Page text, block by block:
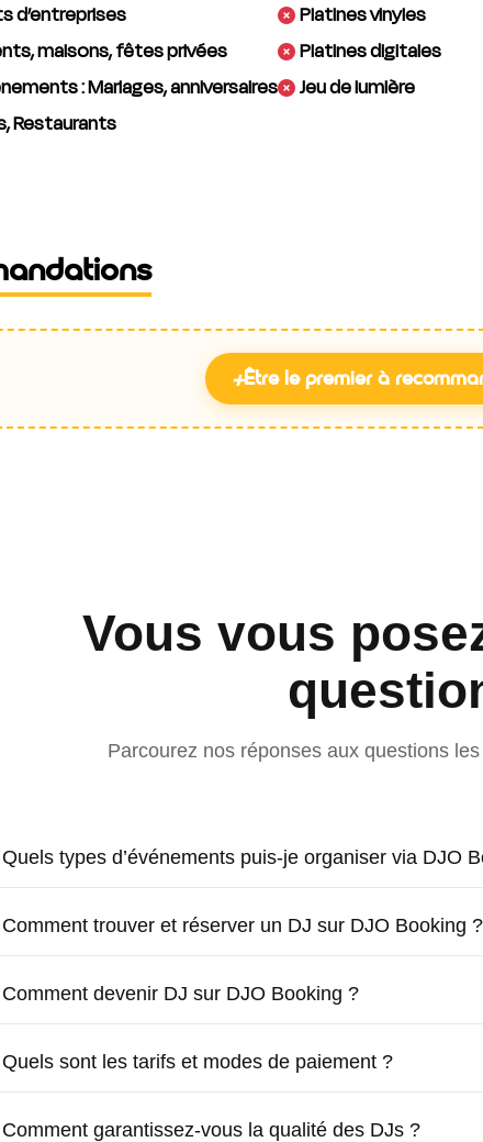
d’entreprises
maisons, fêtes privées
: Mariages, anniversaires
Restaurants
Platines vinyles
Platines digitales
Jeu de lumière
+Être le premier à
Vous vous
Parcourez nos réponses aux questions
Quels types d’événements puis-je organiser via DJO
Comment trouver et réserver un DJ sur DJO Booking ?
Comment devenir DJ sur DJO Booking ?
Quels sont les tarifs et modes de paiement ?
Comment garantissez-vous la qualité des DJs ?